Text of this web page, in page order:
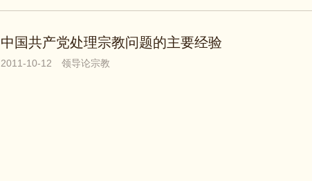
中国共产党处理宗教问题的主要经验
2011-10-12 领导论宗教